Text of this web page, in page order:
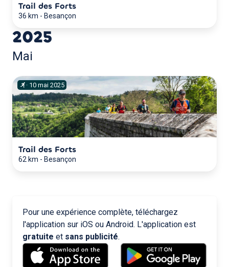
Trail des Forts
36 km - Besançon
2025
Mai
· 10 mai 2025
Trail des Forts
62 km - Besançon
Pour une expérience complète, téléchargez
l'application sur iOS ou Android. L'application est
gratuite et sans publicité.